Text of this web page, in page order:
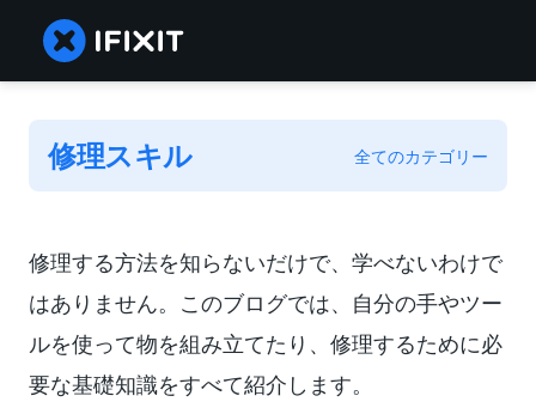
修理スキル 全てのカテゴリー
修理する方法を知らないだけで、学べないわけで
はありません。このブログでは、自分の手やツー
ルを使って物を組み立てたり、修理するために必
要な基礎知識をすべて紹介します。